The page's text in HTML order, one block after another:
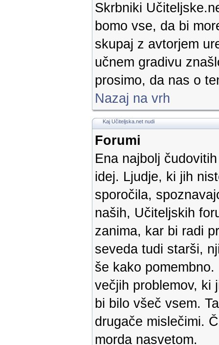
Skrbniki
bomo vse, da bi
skupaj z avtorjem
učnem gradivu
prosimo, da nas o
Nazaj na vrh
Kaj Učiteljska.net nudi
Forumi
Ena najbolj
idej. Ljudje, ki jih
sporočila,
naših, Učiteljskih
zanima, kar bi radi
seveda tudi starši,
še kako
večjih problemov, ki
bi bilo všeč vsem.
drugače mislečimi.
morda nasvetom.